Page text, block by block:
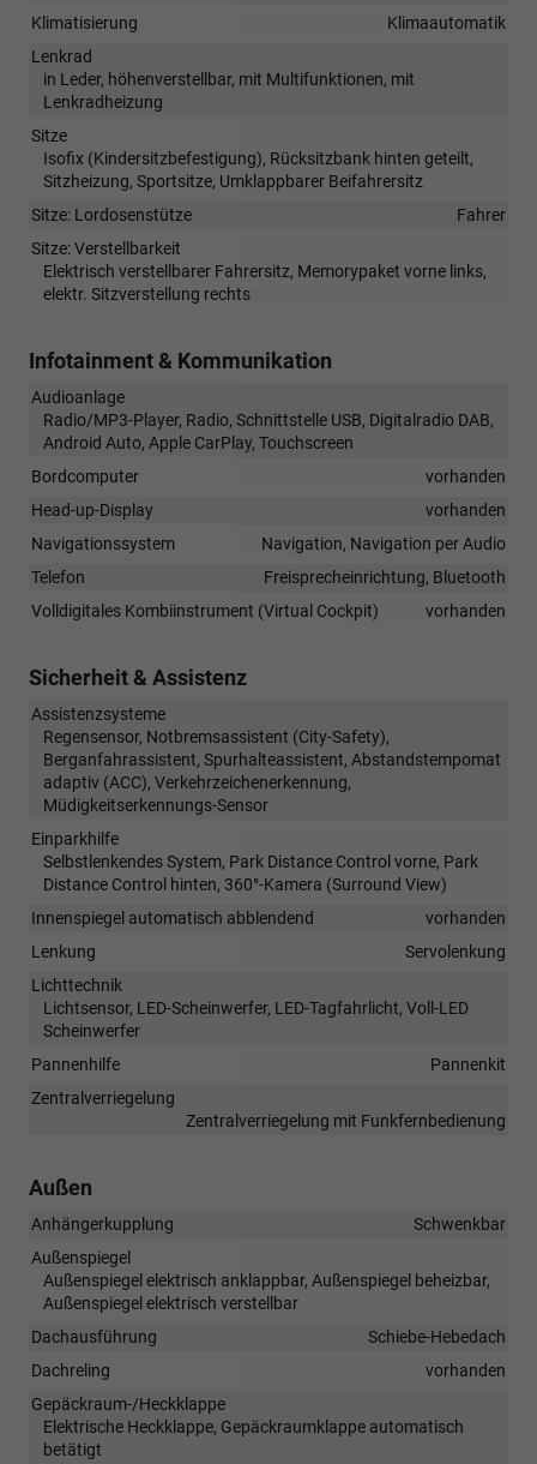
Klimatisierung
Klimaautomatik
Lenkrad
in Leder, höhenverstellbar, mit Multifunktionen, mit
Lenkradheizung
Sitze
Isofix (Kindersitzbefestigung), Rücksitzbank hinten geteilt,
Sitzheizung, Sportsitze, Umklappbarer Beifahrersitz
Sitze: Lordosenstütze
Fahrer
Sitze: Verstellbarkeit
Elektrisch verstellbarer Fahrersitz, Memorypaket vorne links,
elektr. Sitzverstellung rechts
Infotainment & Kommunikation
Audioanlage
Radio/MP3-Player, Radio, Schnittstelle USB, Digitalradio DAB,
Android Auto, Apple CarPlay, Touchscreen
Bordcomputer
vorhanden
Head-up-Display
vorhanden
Navigationssystem
Navigation, Navigation per Audio
Telefon
Freisprecheinrichtung, Bluetooth
Volldigitales Kombiinstrument (Virtual Cockpit)
vorhanden
Sicherheit & Assistenz
Assistenzsysteme
Regensensor, Notbremsassistent (City-Safety),
Berganfahrassistent, Spurhalteassistent, Abstandstempomat
adaptiv (ACC), Verkehrzeichenerkennung,
Müdigkeitserkennungs-Sensor
Einparkhilfe
Selbstlenkendes System, Park Distance Control vorne, Park
Distance Control hinten, 360°-Kamera (Surround View)
Innenspiegel automatisch abblendend
vorhanden
Lenkung
Servolenkung
Lichttechnik
Lichtsensor, LED-Scheinwerfer, LED-Tagfahrlicht, Voll-LED
Scheinwerfer
Pannenhilfe
Pannenkit
Zentralverriegelung
Zentralverriegelung mit Funkfernbedienung
Außen
Anhängerkupplung
Schwenkbar
Außenspiegel
Außenspiegel elektrisch anklappbar, Außenspiegel beheizbar,
Außenspiegel elektrisch verstellbar
Dachausführung
Schiebe-Hebedach
Dachreling
vorhanden
Gepäckraum-/Heckklappe
Elektrische Heckklappe, Gepäckraumklappe automatisch
betätigt